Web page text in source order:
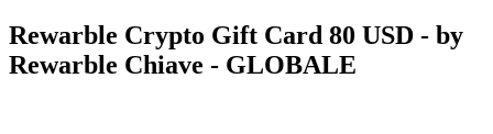
Rewarble Crypto Gift Card 80 USD - by
Rewarble Chiave - GLOBALE